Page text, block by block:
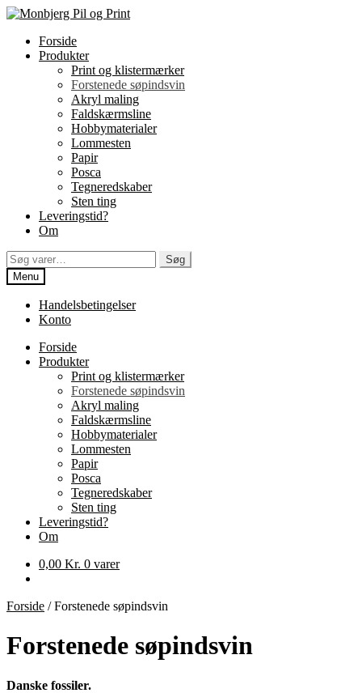
Spring
navigation
Spring
indholdForside
Produkter
Print og klistermærker
Forstenede søpindsvin
Akryl maling
Faldskærmsline
Hobbymaterialer
Lommesten
Papir
Posca
Tegneredskaber
Sten ting
Leveringstid?
Om
Søg
efter:
Søg
Menu
Handelsbetingelser
Konto
Forside
Produkter
Print og klistermærker
Forstenede søpindsvin
Akryl maling
Faldskærmsline
Hobbymaterialer
Lommesten
Papir
Posca
Tegneredskaber
Sten ting
Leveringstid?
Om
0,00 Kr. 0 varer
Forside /Forstenede søpindsvin
Forstenede søpindsvin
Danske fossiler.